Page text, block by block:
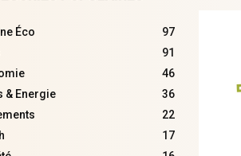
Éco
97
91
46
& Energie
36
22
17